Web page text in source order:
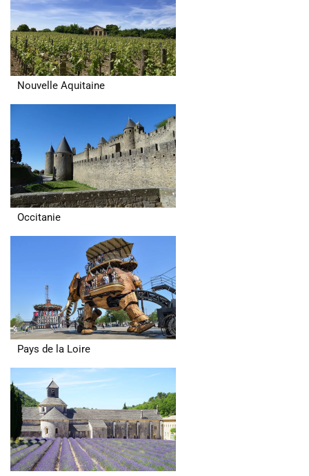
Nouvelle Aquitaine
Occitanie
Pays de la Loire